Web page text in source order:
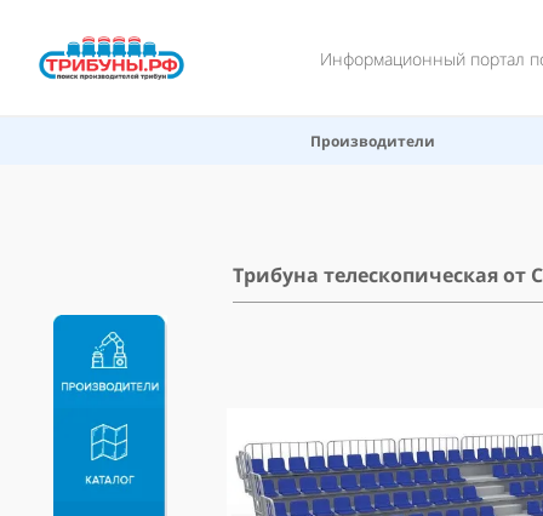
Информационный портал
Производители
Трибуна телескопическая от